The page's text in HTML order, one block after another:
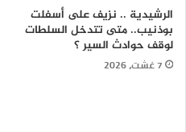
الرشيدية .. نزيف على أسفلت
بوذنيب.. متى تتدخل السلطات
لوقف حوادث السير ؟
7 غشت، 2026